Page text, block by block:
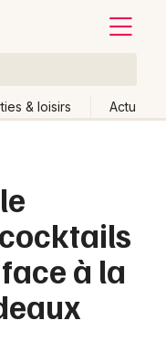
& loisirs Actu
à la
lieu
Effacer les dates
Autre